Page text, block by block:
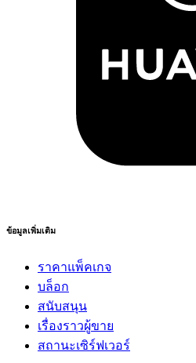
ข้อมูลเพิ่มเติม
ราคาแพ็คเกจ
บล็อก
สนับสนุน
เรื่องราวผู้ขาย
สถานะเซิร์ฟเวอร์